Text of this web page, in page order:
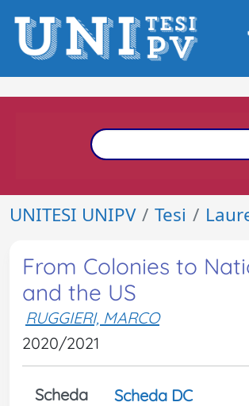
UNITESI UNIPV Tesi
From Colonies to
and the US
RUGGIERI, MARCO
2020/2021
Scheda Scheda DC